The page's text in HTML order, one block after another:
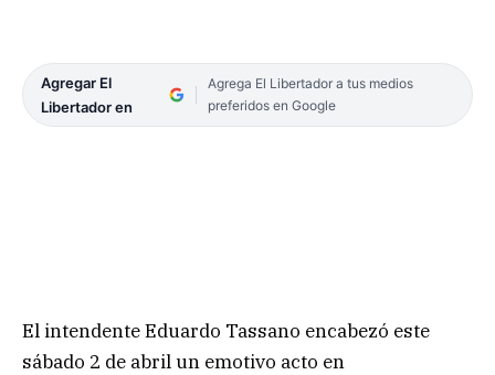
Agregar El
Libertador en
Agrega El Libertador a tus medios
preferidos en Google
El intendente Eduardo Tassano encabezó este
sábado 2 de abril un emotivo acto en